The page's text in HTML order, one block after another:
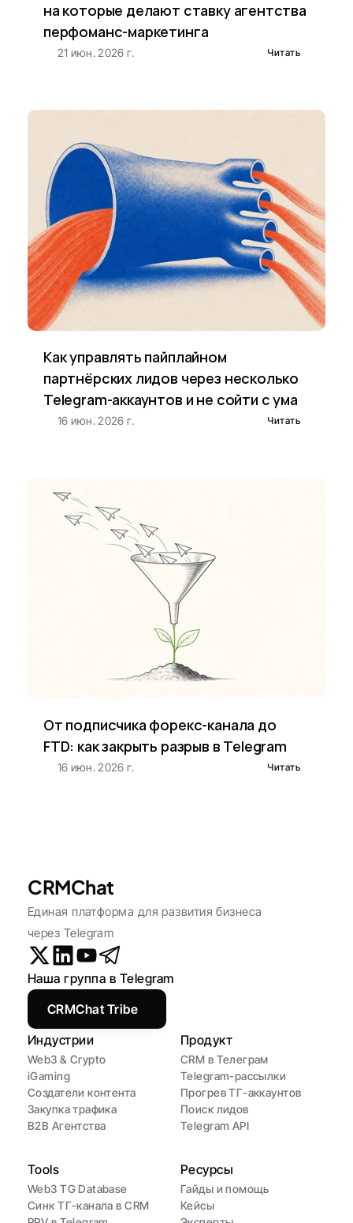
на которые делают ставку агентства
перфоманс-маркетинга
21 июн. 2026 г. Читать
Как управлять пайплайном
партнёрских лидов через несколько
Telegram-аккаунтов и не сойти с ума
16 июн. 2026 г. Читать
От подписчика форекс-канала до
FTD: как закрыть разрыв в Telegram
16 июн. 2026 г. Читать
CRMChat
Единая платформа для развития бизнеса
через Telegram
Индустрии
Web3 & Crypto
iGaming
Создатели контента
Закупка трафика
B2B Агентства
Продукт
CRM в Телеграм
Telegram-рассылки
Прогрев ТГ-аккаунтов
Поиск лидов
Telegram API
Tools
Web3 TG Database
Синк ТГ-канала в CRM
Ресурсы
Гайды и помощь
Кейсы
Наша группа в Telegram
CRMChat Tribe